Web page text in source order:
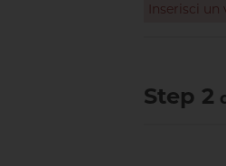
Inserisci
Step 2